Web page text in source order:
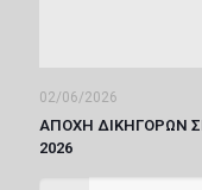
02/06/2026
ΑΠΟΧΗ ΔΙΚΗΓΟΡΩΝ
2026